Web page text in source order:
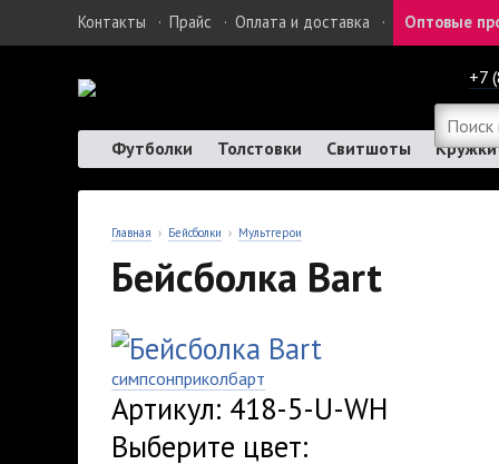
Контакты · Прайс · Оплата и доставка · Оптовые
+7
Футболки Толстовки Свитшоты Кружки
Главная › Бейсболки › Мультгерои
Бейсболка Bart
симпсонприколбарт
Артикул: 418-5-U-WH
Выберите цвет: